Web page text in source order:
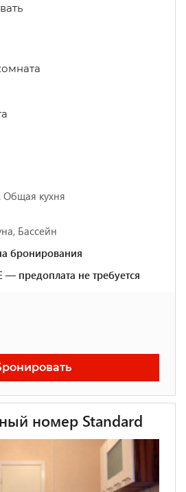
Общая кухня
Бассейн
бронирования
предоплата не требуется
номер Standard